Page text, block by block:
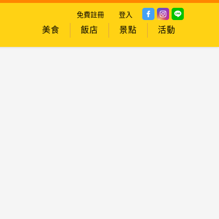
免費註冊 登入
美食 飯店 景點 活動